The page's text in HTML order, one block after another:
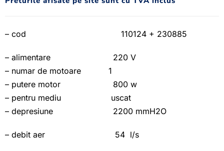
– cod 110124 + 230885
– alimentare 220 V
– numar de motoare 1
– putere motor 800 w
– pentru mediu uscat
– depresiune 2200 mmH2O
– debit aer 54 l/s